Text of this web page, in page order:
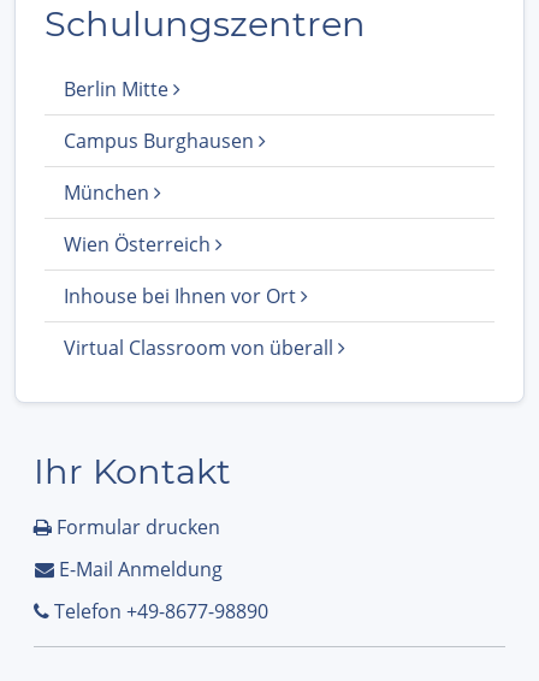
Schulungszentren
Berlin Mitte
Campus Burghausen
München
Wien Österreich
Inhouse bei Ihnen vor Ort
Virtual Classroom von überall
Ihr Kontakt
Formular drucken
E-Mail Anmeldung
Telefon +49-8677-98890